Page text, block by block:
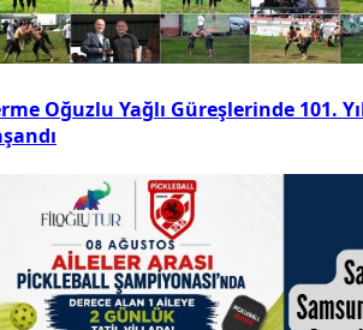
Oğuzlu Yağlı Güreşlerinde 101.